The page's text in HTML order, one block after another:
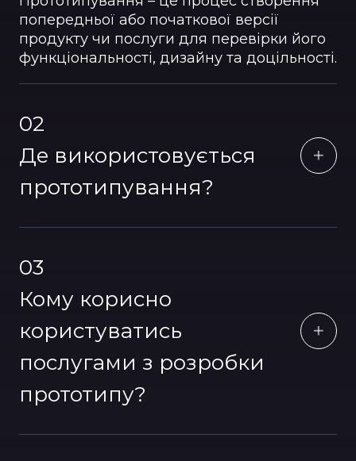
попередньої або початкової версії
продукту чи послуги для перевірки його
функціональності, дизайну та доцільності.
02
Де використовується
прототипування?
03
Кому корисно
користуватись
послугами з розробки
прототипу?